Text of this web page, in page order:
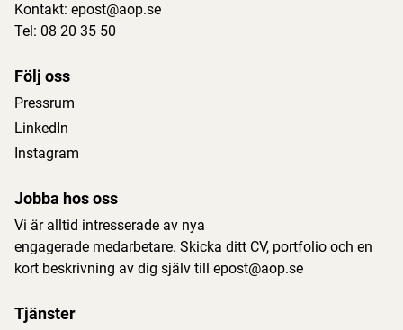
Kontakt: epost@aop.se
Tel: 08 20 35 50
Följ oss
Pressrum
LinkedIn
Instagram
Jobba hos oss
Vi är alltid intresserade av nya
engagerade medarbetare. Skicka ditt CV, portfolio och en
kort beskrivning av dig själv till epost@aop.se
Tjänster